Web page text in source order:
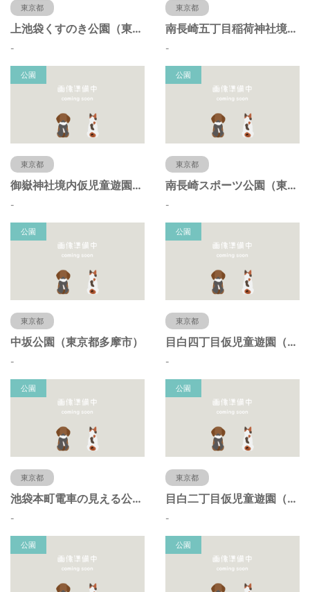
東京都
上池袋くすのき公園（東京都豊島区）
-
東京都
南長崎五丁目稲荷神社境内仮児童遊園（東京都豊島区）
-
公園
東京都
御嶽神社境内仮児童遊園（東京都豊島区）
-
公園
東京都
南長崎スポーツ公園（東京都豊島区）
-
公園
東京都
中坂公園（東京都多摩市）
-
公園
東京都
目白四丁目仮児童遊園（東京都豊島区）
-
公園
東京都
池袋本町電車の見える公園（東京都豊島区）
-
公園
東京都
目白二丁目仮児童遊園（東京都豊島区）
-
公園 公園